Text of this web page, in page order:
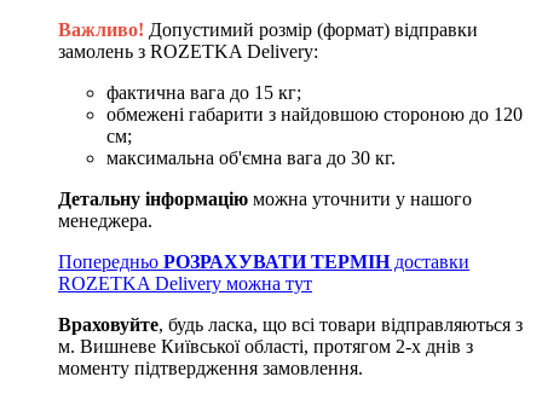
Важливо! Допустимий розмір (формат) відправки
замолень з ROZETKA Delivery:
фактична вага до 15 кг;
обмежені габарити з найдовшою стороною до 120
см;
максимальна об'ємна вага до 30 кг.
Детальну інформацію можна уточнити у нашого
менеджера.
Попередньо РОЗРАХУВАТИ ТЕРМІНдоставки
ROZETKA Delivery можна тут
Враховуйте, будь ласка, що всі товари відправляються з
м. Вишневе Київської області, протягом 2-х днів з
моменту підтвердження замовлення.